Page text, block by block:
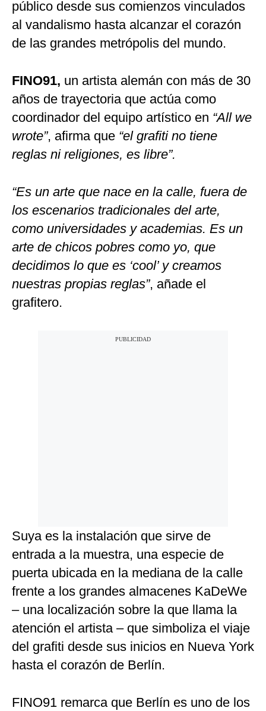
público desde sus comienzos vinculados
al vandalismo hasta alcanzar el corazón
de las grandes metrópolis del mundo.
FINO91, un artista alemán con más de 30
años de trayectoria que actúa como
coordinador del equipo artístico en “All we
wrote”, afirma que “el grafiti no tiene
reglas ni religiones, es libre”.
“Es un arte que nace en la calle, fuera de
los escenarios tradicionales del arte,
como universidades y academias. Es un
arte de chicos pobres como yo, que
decidimos lo que es ‘cool’ y creamos
nuestras propias reglas”, añade el
grafitero.
Suya es la instalación que sirve de
entrada a la muestra, una especie de
puerta ubicada en la mediana de la calle
frente a los grandes almacenes KaDeWe
– una localización sobre la que llama la
atención el artista – que simboliza el viaje
del grafiti desde sus inicios en Nueva York
hasta el corazón de Berlín.
FINO91 remarca que Berlín es uno de los